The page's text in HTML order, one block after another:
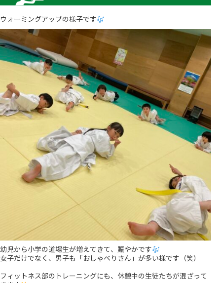
ウォーミングアップの様子です
幼児から小学の道場生が増えてきて、賑やかです
女子だけでなく、男子も「おしゃべりさん」が多い様です（笑）
フィットネス部のトレーニングにも、休憩中の生徒たちが混ざって